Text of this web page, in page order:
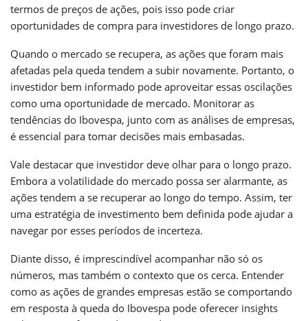
termos de preços de ações, pois isso pode criar
oportunidades de compra para investidores de longo prazo.
Quando o mercado se recupera, as ações que foram mais
afetadas pela queda tendem a subir novamente. Portanto, o
investidor bem informado pode aproveitar essas oscilações
como uma oportunidade de mercado. Monitorar as
tendências do Ibovespa, junto com as análises de empresas,
é essencial para tomar decisões mais embasadas.
Vale destacar que investidor deve olhar para o longo prazo.
Embora a volatilidade do mercado possa ser alarmante, as
ações tendem a se recuperar ao longo do tempo. Assim, ter
uma estratégia de investimento bem definida pode ajudar a
navegar por esses períodos de incerteza.
Diante disso, é imprescindível acompanhar não só os
números, mas também o contexto que os cerca. Entender
como as ações de grandes empresas estão se comportando
em resposta à queda do Ibovespa pode oferecer insights